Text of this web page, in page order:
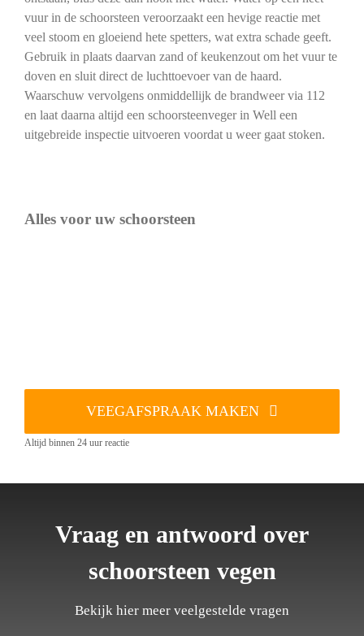
vuur in de schoorsteen veroorzaakt een hevige reactie met
veel stoom en gloeiend hete spetters, wat extra schade geeft.
Gebruik in plaats daarvan zand of keukenzout om het vuur te
doven en sluit direct de luchttoevoer van de haard.
Waarschuw vervolgens onmiddellijk de brandweer via 112
en laat daarna altijd een schoorsteenveger in Well een
uitgebreide inspectie uitvoeren voordat u weer gaat stoken.
Alles voor uw schoorsteen
VEEGAFSPRAAK MAKEN
Altijd binnen 24 uur reactie
Vraag en antwoord over
schoorsteen vegen
Bekijk hier meer veelgestelde vragen